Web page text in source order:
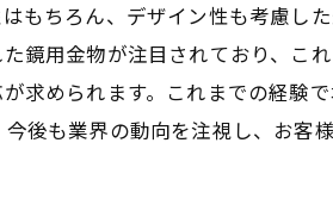
もちろん、デザイン性も考慮し
鏡用金物が注目されており、こ
求められます。これまでの経験
後も業界の動向を注視し、お客